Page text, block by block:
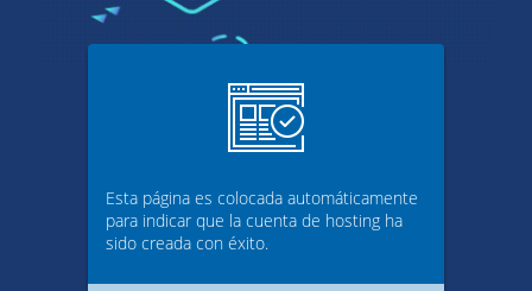
Esta página es colocada automáticamente
para indicar que la cuenta de hosting ha
sido creada con éxito.